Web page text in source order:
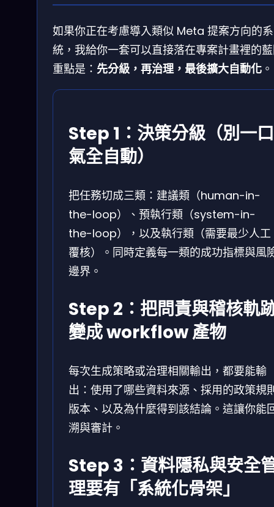
如果你正在考慮導入類似 Meta 提案方向的系
統，我給你一套可以直接落在專案計畫裡的
重點是： 先分級，再治理，最後擴大自動化 。
Step 1：決策分級（別一口
氣全自動）
把任務切成三類：建議類（human-in-
the-loop）、預執行類（system-in-
the-loop），以及執行類（需要最少人工
覆核）。同時定義每一類的成功指標與風
邊界。
Step 2：把問責與稽核軌
變成 workflow 產物
每次生成策略或治理相關輸出，都要能輸
出：使用了哪些資料來源、採用的政策規
版本、以及為什麼得到該結論。這讓你能
溯與審計。
Step 3：資料隱私與安全
理要有「系統化骨架」